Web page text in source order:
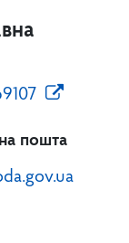
пошта